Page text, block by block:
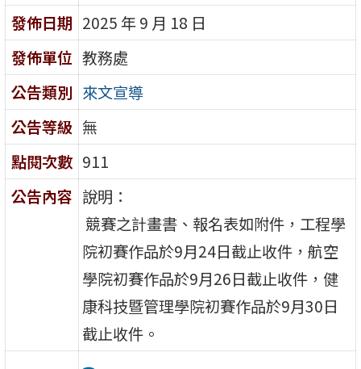
發佈日期 2025 年 9 月 18 日
發佈單位 教務處
公告類別 來文宣導
公告等級 無
點閱次數 911
公告內容 說明：
競賽之計畫書、報名表如附件，工程學
院初賽作品於9月24日截止收件，航空
學院初賽作品於9月26日截止收件，健
康科技暨管理學院初賽作品於9月30日
截止收件。